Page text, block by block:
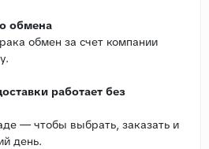
обмена
обмен за счет компании
работает без
— чтобы выбрать, заказать и
день.